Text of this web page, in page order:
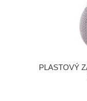
PLASTOVÝ